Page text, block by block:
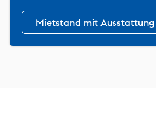
Mietstand mit